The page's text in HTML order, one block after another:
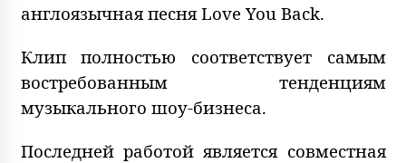
англоязычная песня Love You Back.
Клип полностью соответствует самым
востребованным тенденциям
музыкального шоу-бизнеса.
Последней работой является совместная